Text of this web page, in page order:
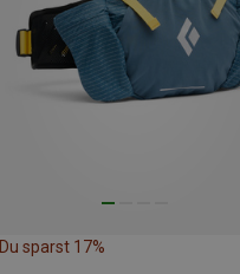
Du sparst 17%